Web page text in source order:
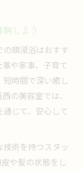
しよう
頭浸浴はおすす
や家事、子育て
時間で深い癒し
の美容室では、
じて、安心して
術を持つスタッ
や髪の状態をし